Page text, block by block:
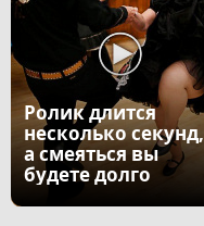
Ролик длится
несколько секунд,
а смеяться вы
будете долго